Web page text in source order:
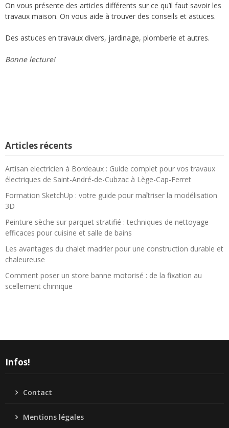
On vous présente des articles différents sur ce qu’il faut savoir les
travaux maison. On vous aide à trouver des conseils et astuces.
Des astuces en travaux divers, jardinage, plomberie et autres.
Bonne lecture!
Articles récents
Artisan electricien à Bordeaux : Guide complet pour vos travaux
électriques de Saint-André-de-Cubzac à Lège-Cap-Ferret
Formation SketchUp : votre guide pour maîtriser la modélisation
3D
Peinture sèche sur parquet stratifié : techniques de nettoyage
efficaces pour cuisine et salle de bains
Les avantages du chalet madrier pour une construction durable et
chaleureuse
Comment poser un store banne motorisé : de la fixation au
scellement chimique
Infos!
Contact
Mentions légales